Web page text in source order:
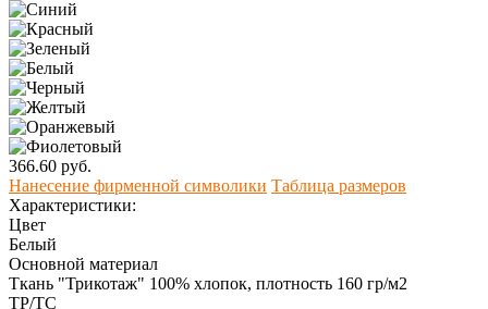
366.60 руб.
Нанесение фирменной символики Таблица размеров
Характеристики:
Цвет
Белый
Основной материал
Ткань "Трикотаж" 100% хлопок, плотность 160 гр/м2
ТР/ТС